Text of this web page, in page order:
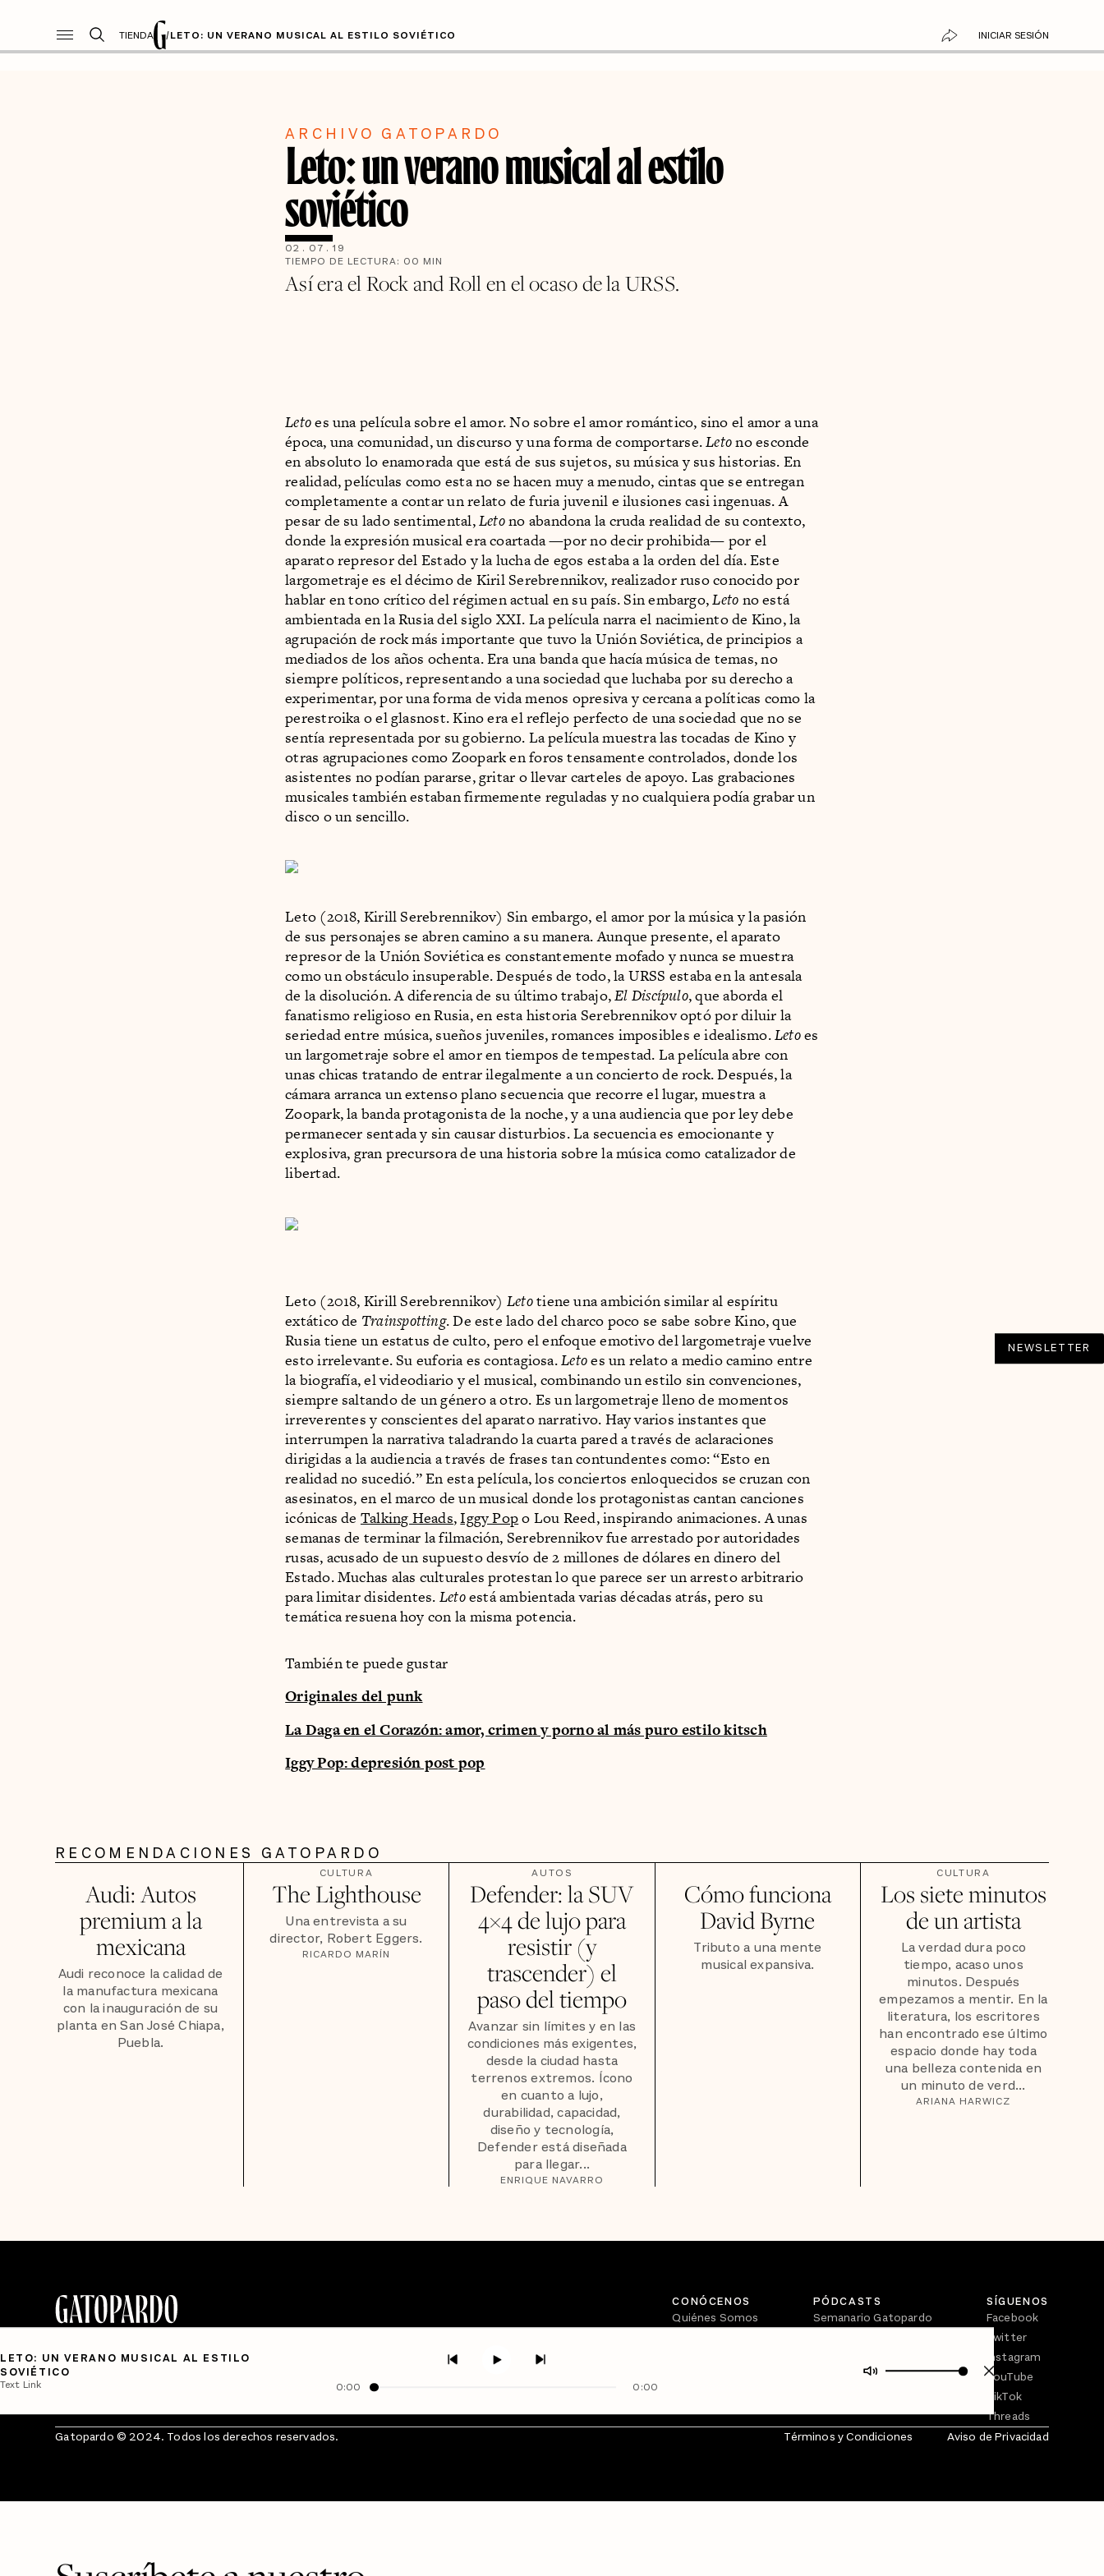
TIENDA /LETO: UN VERANO MUSICAL AL ESTILO SOVIÉTICO INICIAR SESIÓN
ARCHIVO GATOPARDO
Leto: un verano musical al estilo
soviético
02 . 07 . 19
TIEMPO DE LECTURA: 00 MIN
Así era el Rock and Roll en el ocaso de la URSS.
Letoes una película sobre el amor. No sobre el amor romántico, sino el amor a una
época, una comunidad, un discurso y una forma de comportarse.Letono esconde
en absoluto lo enamorada que está de sus sujetos, su música y sus historias. En
realidad, películas como esta no se hacen muy a menudo, cintas que se entregan
completamente a contar un relato de furia juvenil e ilusiones casi ingenuas. A
pesar de su lado sentimental,Letono abandona la cruda realidad de su contexto,
donde la expresión musical era coartada —por no decir prohibida— por el
aparato represor del Estado y la lucha de egos estaba a la orden del día. Este
largometraje es el décimo de Kiril Serebrennikov, realizador ruso conocido por
hablar en tono crítico del régimen actual en su país. Sin embargo,Leto no está
ambientada en la Rusia del siglo XXI. La película narra el nacimiento de Kino, la
agrupación de rock más importante que tuvo la Unión Soviética, de principios a
mediados de los años ochenta. Era una banda que hacía música de temas, no
siempre políticos, representando a una sociedad que luchaba por su derecho a
experimentar, por una forma de vida menos opresiva y cercana a políticas como la
perestroika o el glasnost. Kino era el reflejo perfecto de una sociedad que no se
sentía representada por su gobierno. La película muestra las tocadas de Kino y
otras agrupaciones como Zoopark en foros tensamente controlados, donde los
asistentes no podían pararse, gritar o llevar carteles de apoyo. Las grabaciones
musicales también estaban firmemente reguladas y no cualquiera podía grabar un
disco o un sencillo.
Leto (2018, Kirill Serebrennikov) Sin embargo, el amor por la música y la pasión
de sus personajes se abren camino a su manera. Aunque presente, el aparato
represor de la Unión Soviética es constantemente mofado y nunca se muestra
como un obstáculo insuperable. Después de todo, la URSS estaba en la antesala
de la disolución. A diferencia de su último trabajo,El Discípulo, que aborda el
fanatismo religioso en Rusia, en esta historia Serebrennikov optó por diluir la
seriedad entre música, sueños juveniles, romances imposibles e idealismo.Letoes
un largometraje sobre el amor en tiempos de tempestad. La película abre con
unas chicas tratando de entrar ilegalmente a un concierto de rock. Después, la
cámara arranca un extenso plano secuencia que recorre el lugar, muestra a
Zoopark, la banda protagonista de la noche, y a una audiencia que por ley debe
permanecer sentada y sin causar disturbios. La secuencia es emocionante y
explosiva, gran precursora de una historia sobre la música como catalizador de
libertad.
Leto (2018, Kirill Serebrennikov) Letotiene una ambición similar al espíritu
extático de Trainspotting. De este lado del charco poco se sabe sobre Kino, que
Rusia tiene un estatus de culto, pero el enfoque emotivo del largometraje vuelve
esto irrelevante. Su euforia es contagiosa.Letoes un relato a medio camino entre
la biografía, el videodiario y el musical, combinando un estilo sin convenciones,
siempre saltando de un género a otro. Es un largometraje lleno de momentos
irreverentes y conscientes del aparato narrativo. Hay varios instantes que
interrumpen la narrativa taladrando la cuarta pared a través de aclaraciones
dirigidas a la audiencia a través de frases tan contundentes como: “Esto en
realidad no sucedió.” En esta película, los conciertos enloquecidos se cruzan con
asesinatos, en el marco de un musical donde los protagonistas cantan canciones
icónicas de Talking Heads,Iggy Popo Lou Reed, inspirando animaciones. A unas
semanas de terminar la filmación, Serebrennikov fue arrestado por autoridades
rusas, acusado de un supuesto desvío de 2 millones de dólares en dinero del
Estado. Muchas alas culturales protestan lo que parece ser un arresto arbitrario
para limitar disidentes. Letoestá ambientada varias décadas atrás, pero su
temática resuena hoy con la misma potencia.
También te puede gustar
Originales del punk
La Daga en el Corazón: amor, crimen y porno al más puro estilo kitsch
Iggy Pop: depresión post pop
NEWSLETTER
RECOMENDACIONES GATOPARDO
Audi: Autos
premium a la
mexicana
Audi reconoce la calidad de
la manufactura mexicana
con la inauguración de su
planta en San José Chiapa,
Puebla.
CULTURA
The Lighthouse
Una entrevista a su
director, Robert Eggers.
RICARDO MARÍN
AUTOS
Defender: la SUV
4×4 de lujo para
resistir (y
trascender) el
paso del tiempo
Avanzar sin límites y en las
condiciones más exigentes,
desde la ciudad hasta
terrenos extremos. Ícono
en cuanto a lujo,
durabilidad, capacidad,
diseño y tecnología,
Defender está diseñada
para llegar...
ENRIQUE NAVARRO
Cómo funciona
David Byrne
Tributo a una mente
musical expansiva.
CULTURA
Los siete minutos
de un artista
La verdad dura poco
tiempo, acaso unos
minutos. Después
empezamos a mentir. En la
literatura, los escritores
han encontrado ese último
espacio donde hay toda
una belleza contenida en
un minuto de verd...
ARIANA HARWICZ
LETO: UN VERANO MUSICAL AL ESTILO
SOVIÉTICO
Text Link 0:00 0:00
CONÓCENOS
Quiénes Somos
PÓDCASTS
Semanario Gatopardo
SÍGUENOS
Facebook
Twitter
Instagram
YouTube
TikTok
Threads
Gatopardo © 2024. Todos los derechos reservados.
Términos y Condiciones Aviso de Privacidad